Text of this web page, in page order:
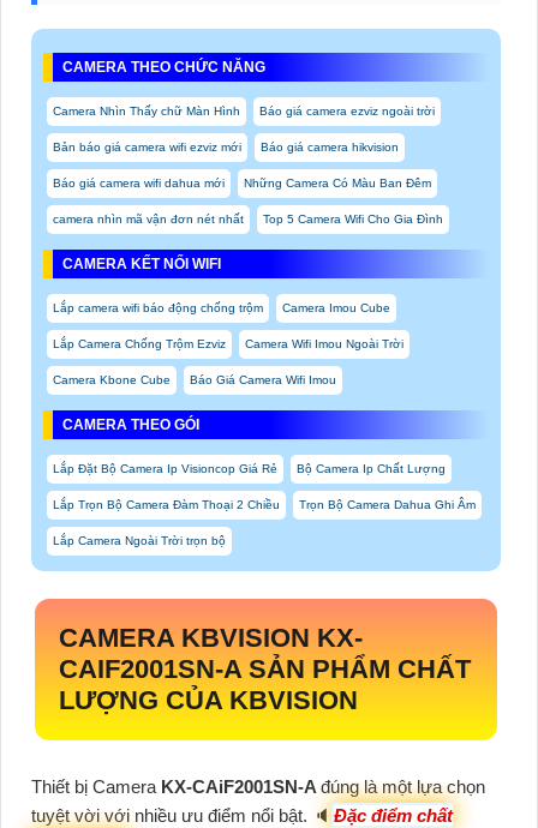
CAMERA THEO CHỨC NĂNG
Camera Nhìn Thấy chữ Màn Hình Báo giá camera ezviz ngoài trời
Bản báo giá camera wifi ezviz mới Báo giá camera hikvision
Báo giá camera wifi dahua mới Những Camera Có Màu Ban Đêm
camera nhìn mã vận đơn nét nhất Top 5 Camera Wifi Cho Gia Đình
CAMERA KẾT NỐI WIFI
Lắp camera wifi báo động chống trộm Camera Imou Cube
Lắp Camera Chống Trộm Ezviz Camera Wifi Imou Ngoài Trời
Camera Kbone Cube Báo Giá Camera Wifi Imou
CAMERA THEO GÓI
Lắp Đặt Bộ Camera Ip Visioncop Giá Rẻ Bộ Camera Ip Chất Lượng
Lắp Trọn Bộ Camera Đàm Thoại 2 Chiều Trọn Bộ Camera Dahua Ghi Âm
Lắp Camera Ngoài Trời trọn bộ
CAMERA KBVISION KX-
CAIF2001SN-A SẢN PHẨM CHẤT
LƯỢNG CỦA KBVISION
Thiết bị Camera KX-CAiF2001SN-A đúng là một lựa chọn
tuyệt vời với nhiều ưu điểm nổi bật. 🔈 Đặc điểm chất